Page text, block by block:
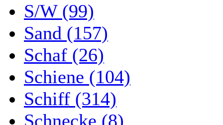
S/W (99)
Sand (157)
Schaf (26)
Schiene (104)
Schiff (314)
Schnecke (8)